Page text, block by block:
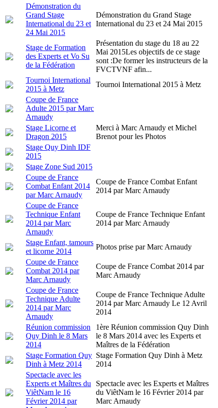
Démonstration du
Grand Stage
International du 23 et
24 Mai 2015
Démonstration du Grand Stage
International du 23 et 24 Mai 2015
Stage de Formation
des Experts et Vo Su
de la Fédération
Présentation du stage du 18 au 22
Mai 2015Les objectifs de ce stage
sont :De former les instructeurs de la
FVCTVNF afin...
Tournoi International
2015 à Metz
Tournoi International 2015 à Metz
Coupe de France
Adulte 2015 par Marc
Arnaudy
Stage Licorne et
Dragon 2015
Merci à Marc Arnaudy et Michel
Brenot pour les Photos
Stage Quy Dinh IDF
2015
Stage Zone Sud 2015
Coupe de France
Combat Enfant 2014
par Marc Arnaudy
Coupe de France Combat Enfant
2014 par Marc Arnaudy
Coupe de France
Technique Enfant
2014 par Marc
Arnaudy
Coupe de France Technique Enfant
2014 par Marc Arnaudy
Stage Enfant, tamours
et licorne 2014
Photos prise par Marc Arnaudy
Coupe de France
Combat 2014 par
Marc Arnaudy
Coupe de France Combat 2014 par
Marc Arnaudy
Coupe de France
Technique Adulte
2014 par Marc
Arnaudy
Coupe de France Technique Adulte
2014 par Marc Arnaudy Le 12 Avril
2014
Réunion commission
Quy Dinh le 8 Mars
2014
1ère Réunion commission Quy Dinh
le 8 Mars 2014 avec les Experts et
Maîtres de la Fédération
Stage Formation Quy
Dinh à Metz 2014
Stage Formation Quy Dinh à Metz
2014
Spectacle avec les
Experts et Maîtres du
ViêtNam le 16
Février 2014 par
Spectacle avec les Experts et Maîtres
du ViêtNam le 16 Février 2014 par
Marc Arnaudy